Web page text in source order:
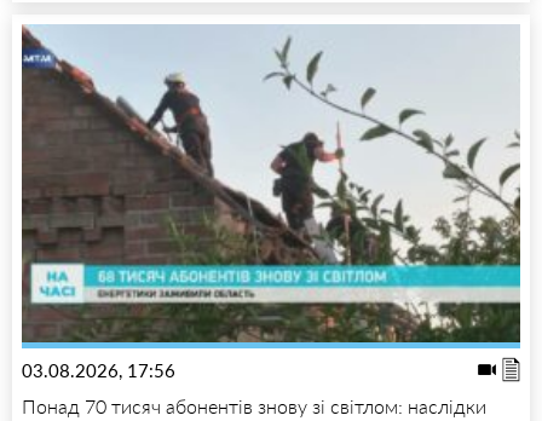
03.08.2026, 17:56
Понад 70 тисяч абонентів знову зі світлом: наслідки